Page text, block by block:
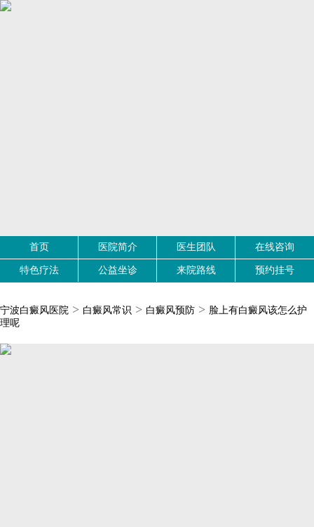
首页 医院简介 医生团队 在线咨询
特色疗法 公益坐诊 来院路线 预约挂号
宁波白癜风医院 > 白癜风常识 > 白癜风预防 > 脸上有白癜风该怎么护
理呢